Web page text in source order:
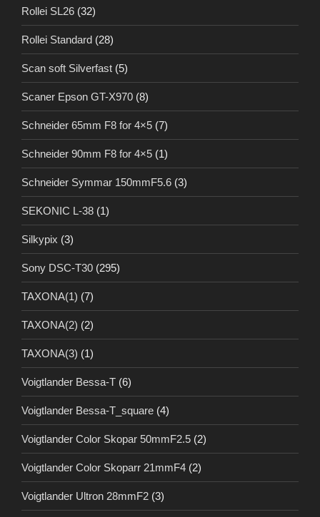
Rollei SL26 (32)
Rollei Standard (28)
Scan soft Silverfast (5)
Scaner Epson GT-X970 (8)
Schneider 65mm F8 for 4×5 (7)
Schneider 90mm F8 for 4×5 (1)
Schneider Symmar 150mmF5.6 (3)
SEKONIC L-38 (1)
Silkypix (3)
Sony DSC-T30 (295)
TAXONA(1) (7)
TAXONA(2) (2)
TAXONA(3) (1)
Voigtlander Bessa-T (6)
Voigtlander Bessa-T_square (4)
Voigtlander Color Skopar 50mmF2.5 (2)
Voigtlander Color Skoparr 21mmF4 (2)
Voigtlander Ultron 28mmF2 (3)